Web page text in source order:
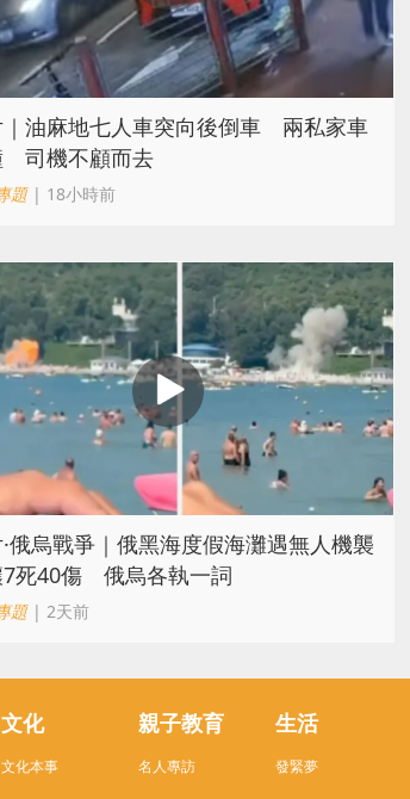
油麻地七人車突向後倒車 兩私家車
司機不顧而去
題| 18小時前
俄烏戰爭｜俄黑海度假海灘遇無人機襲
7死40傷 俄烏各執一詞
題| 2天前
文化
文化本事
親子教育
名人專訪
生活
發緊夢